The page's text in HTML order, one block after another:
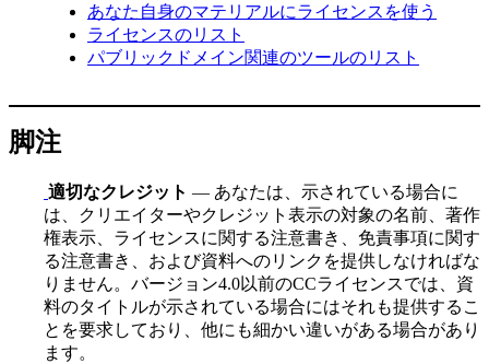
あなた自身のマテリアルにライセンスを使う
ライセンスのリスト
パブリックドメイン関連のツールのリスト
脚注
適切なクレジット — あなたは、示されている場合に
は、クリエイターやクレジット表示の対象の名前、著作
権表示、ライセンスに関する注意書き、免責事項に関す
る注意書き、および資料へのリンクを提供しなければな
りません。バージョン4.0以前のCCライセンスでは、資
料のタイトルが示されている場合にはそれも提供するこ
とを要求しており、他にも細かい違いがある場合があり
ます。